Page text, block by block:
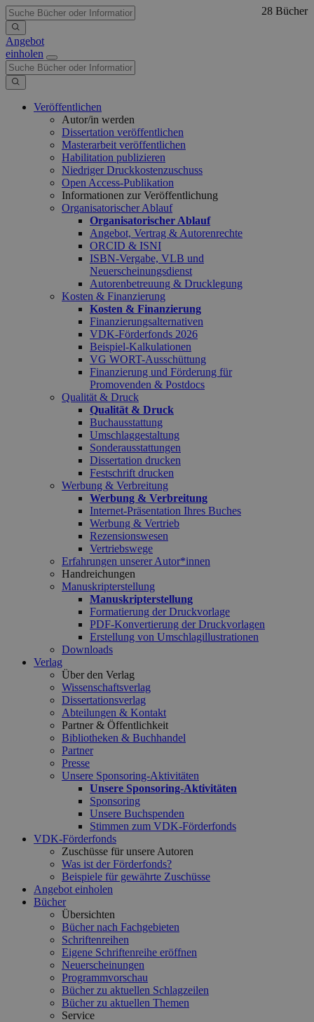
Angebot
einholen
Veröffentlichen
Autor/in werden
Dissertation veröffentlichen
Masterarbeit veröffentlichen
Habilitation publizieren
Niedriger Druckkostenzuschuss
Open Access-Publikation
Informationen zur Veröffentlichung
Organisatorischer Ablauf
Organisatorischer Ablauf
Angebot, Vertrag & Autorenrechte
ORCID & ISNI
ISBN-Vergabe, VLB und
Neuerscheinungsdienst
Autorenbetreuung & Drucklegung
Kosten & Finanzierung
Kosten & Finanzierung
Finanzierungsalternativen
VDK-Förderfonds 2026
Beispiel-Kalkulationen
VG WORT-Ausschüttung
Finanzierung und Förderung für
Promovenden & Postdocs
Qualität & Druck
Qualität & Druck
Buchausstattung
Umschlaggestaltung
Sonderausstattungen
Dissertation drucken
Festschrift drucken
Werbung & Verbreitung
Werbung & Verbreitung
Internet-Präsentation Ihres Buches
Werbung & Vertrieb
Rezensionswesen
Vertriebswege
Erfahrungen unserer Autor*innen
Handreichungen
Manuskripterstellung
Manuskripterstellung
Formatierung der Druckvorlage
PDF-Konvertierung der Druckvorlagen
Erstellung von Umschlagillustrationen
Downloads
Verlag
Über den Verlag
Wissenschaftsverlag
Dissertationsverlag
Abteilungen & Kontakt
Partner & Öffentlichkeit
Bibliotheken & Buchhandel
Partner
Presse
Unsere Sponsoring-Aktivitäten
Unsere Sponsoring-Aktivitäten
Sponsoring
Unsere Buchspenden
Stimmen zum VDK-Förderfonds
VDK-Förderfonds
Zuschüsse für unsere Autoren
Was ist der Förderfonds?
Beispiele für gewährte Zuschüsse
Angebot einholen
Bücher
Übersichten
Bücher nach Fachgebieten
Schriftenreihen
Eigene Schriftenreihe eröffnen
Neuerscheinungen
Programmvorschau
Bücher zu aktuellen Schlagzeilen
Bücher zu aktuellen Themen
Service
28 Bücher